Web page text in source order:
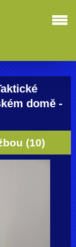
domě -
(10)